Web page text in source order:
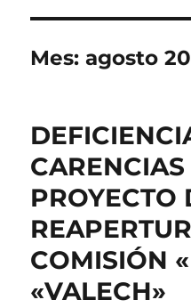
Mes:agosto
PROYECTO
COMISIÓN
«VALECH»